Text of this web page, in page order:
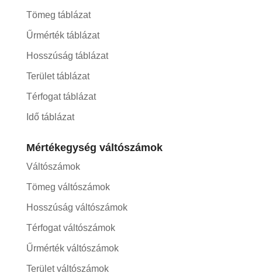
Tömeg táblázat
Űrmérték táblázat
Hosszúság táblázat
Terület táblázat
Térfogat táblázat
Idő táblázat
Mértékegység váltószámok
Váltószámok
Tömeg váltószámok
Hosszúság váltószámok
Térfogat váltószámok
Űrmérték váltószámok
Terület váltószámok